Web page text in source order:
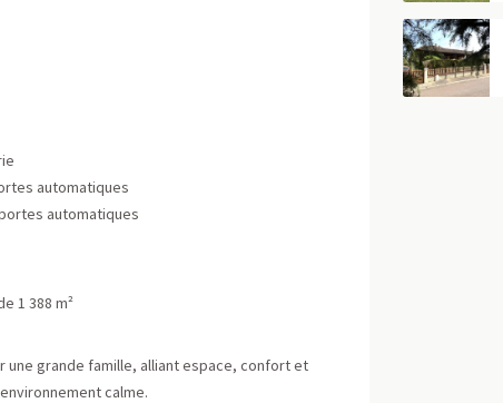
automatiques
automatiques
1 388 m²
une grande famille, alliant espace, confort et
calme.